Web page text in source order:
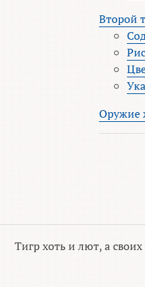
Второй
Оружие
Тигр хоть и лют, а своих